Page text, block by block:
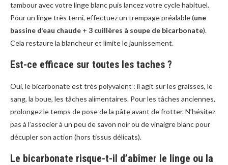
tambour avec votre linge blanc puis lancez votre cycle habituel.
Pour un linge très terni, effectuez un trempage préalable (une
bassine d’eau chaude + 3 cuillères à soupe de bicarbonate).
Cela restaure la blancheur et limite le jaunissement.
Est-ce efficace sur toutes les taches ?
Oui, le bicarbonate est très polyvalent : il agit sur les graisses, le
sang, la boue, les tâches alimentaires. Pour les tâches anciennes,
prolongez le temps de pose de la pâte avant de frotter. N’hésitez
pas à l’associer à un peu de savon noir ou de vinaigre blanc pour
décupler son action (hors tissus délicats).
Le bicarbonate risque-t-il d’abîmer le linge ou la